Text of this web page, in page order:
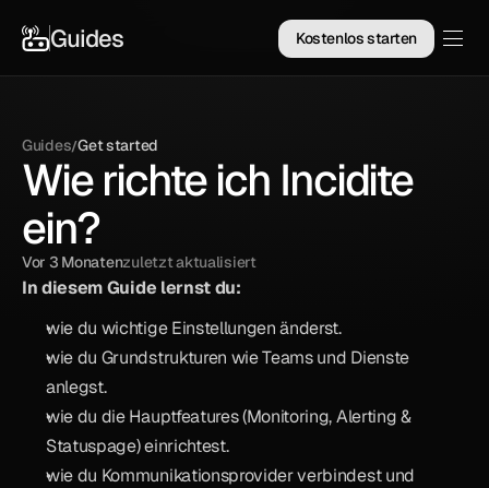
Guides Kostenlos starten
Guides/Get started
Wie richte ich Incidite
ein?
Vor 3 Monatenzuletzt aktualisiert
In diesem Guide lernst du:
wie du wichtige Einstellungen änderst.
wie du Grundstrukturen wie Teams und Dienste
anlegst.
wie du die Hauptfeatures (Monitoring, Alerting &
Statuspage) einrichtest.
wie du Kommunikationsprovider verbindest und